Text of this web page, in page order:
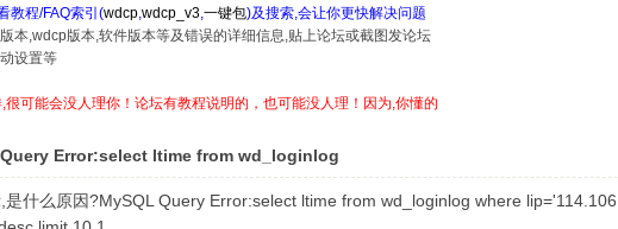
教程/FAQ索引(wdcp,wdcp_v3,一键包)及搜索,会让你更快解决问题
本,wdcp版本,软件版本等及错误的详细信息,贴上论坛或截图发论坛
设置等
很可能会没人理你！论坛有教程说明的，也可能没人理！因为,你懂的
Error:select ltime from wd_loginlog
是什么原因?MySQL Query Error:select ltime from wd_loginlog where